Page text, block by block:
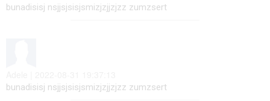
bunadisisj nsjjsjsisjsmizjzjjzjzz zumzsert
bunadisisj nsjjsjsisjsmizjzjjzjzz zumzsert